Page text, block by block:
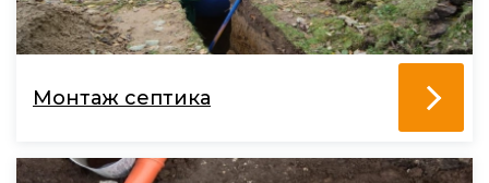
Монтаж септика